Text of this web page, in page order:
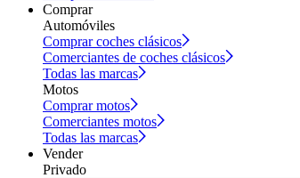
Comprar
Automóviles
Comprar coches clásicos
Comerciantes de coches clásicos
Todas las marcas
Motos
Comprar motos
Comerciantes motos
Todas las marcas
Vender
Privado